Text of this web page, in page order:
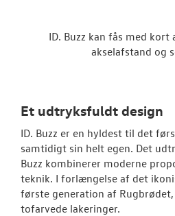
ID. Buzz kan fås med kort
akselafstand og
Et udtryksfuldt design
ID. Buzz er en hyldest til det
samtidigt sin helt egen. Det
Buzz kombinerer moderne
teknik. I forlængelse af det
første generation af
tofarvede lakeringer.